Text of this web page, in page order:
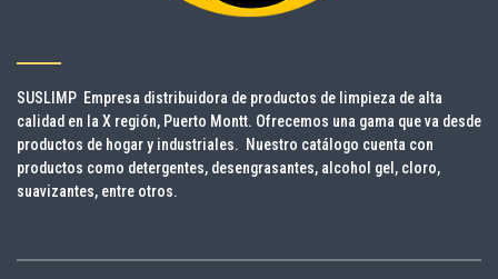
SUSLIMP Empresa distribuidora de productos de limpieza de alta
calidad en la X región, Puerto Montt. Ofrecemos una gama que va desde
productos de hogar y industriales. Nuestro catálogo cuenta con
productos como detergentes, desengrasantes, alcohol gel, cloro,
suavizantes, entre otros.